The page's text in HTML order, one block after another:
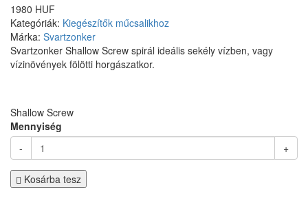
1980 HUF
Kategóriák: Kiegészítők műcsalikhoz
Márka: Svartzonker
Svartzonker Shallow Screw spirál ideális sekély vízben, vagy
vízinövények fölötti horgászatkor.
Shallow Screw
Mennyiség
-
+
Kosárba tesz